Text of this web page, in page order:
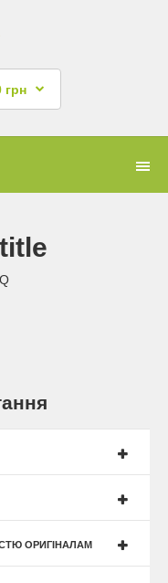
грн
ОРИГІНАЛАМ